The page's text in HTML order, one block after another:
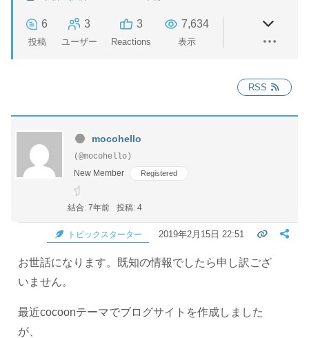
6
投稿
3
ユーザー
3
Reactions
7,634
表示
RSS
mocohello
(@mocohello)
New Member
Registered
結合: 7年前 投稿: 4
トピックスターター 2019年2月15日 22:51
お世話になります。既知の情報でしたら申し訳ござ
いません。
最近cocoonテーマでブログサイトを作成しました
が、